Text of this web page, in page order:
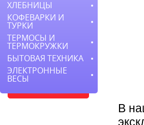
В
ХЛЕБНИЦЫ
КОФЕВАРКИ И
ТУРКИ
ТЕРМОСЫ И
ТЕРМОКРУЖКИ
БЫТОВАЯ ТЕХНИКА
ЭЛЕКТРОННЫЕ
ВЕСЫ